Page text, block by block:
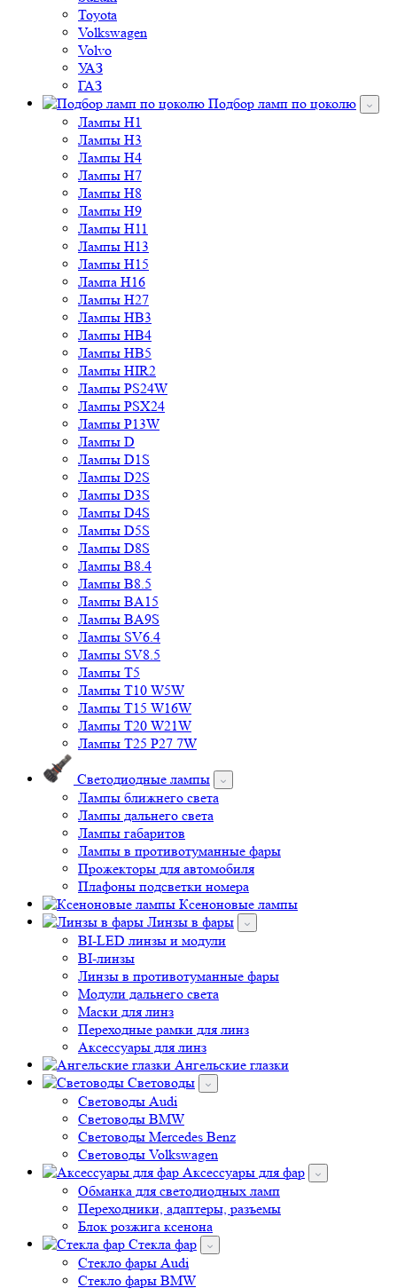
Toyota
Volkswagen
Volvo
УАЗ
ГАЗ
Подбор ламп по цоколю
Лампы H1
Лампы H3
Лампы H4
Лампы H7
Лампы H8
Лампы H9
Лампы H11
Лампы H13
Лампы H15
Лампа H16
Лампы H27
Лампы HB3
Лампы HB4
Лампы HB5
Лампы HIR2
Лампы PS24W
Лампы PSX24
Лампы P13W
Лампы D
Лампы D1S
Лампы D2S
Лампы D3S
Лампы D4S
Лампы D5S
Лампы D8S
Лампы B8.4
Лампы B8.5
Лампы BA15
Лампы BA9S
Лампы SV6.4
Лампы SV8.5
Лампы T5
Лампы T10 W5W
Лампы T15 W16W
Лампы T20 W21W
Лампы T25 P27 7W
Светодиодные лампы
Лампы ближнего света
Лампы дальнего света
Лампы габаритов
Лампы в противотуманные фары
Прожекторы для автомобиля
Плафоны подсветки номера
Ксеноновые лампы
Линзы в фары
BI-LED линзы и модули
BI-линзы
Линзы в противотуманные фары
Модули дальнего света
Маски для линз
Переходные рамки для линз
Аксессуары для линз
Ангельские глазки
Световоды
Cветоводы Audi
Cветоводы BMW
Световоды Mercedes Benz
Cветоводы Volkswagen
Аксессуары для фар
Обманка для светодиодных ламп
Переходники, адаптеры, разъемы
Блок розжига ксенона
Стекла фар
Стекло фары Audi
Стекло фары BMW